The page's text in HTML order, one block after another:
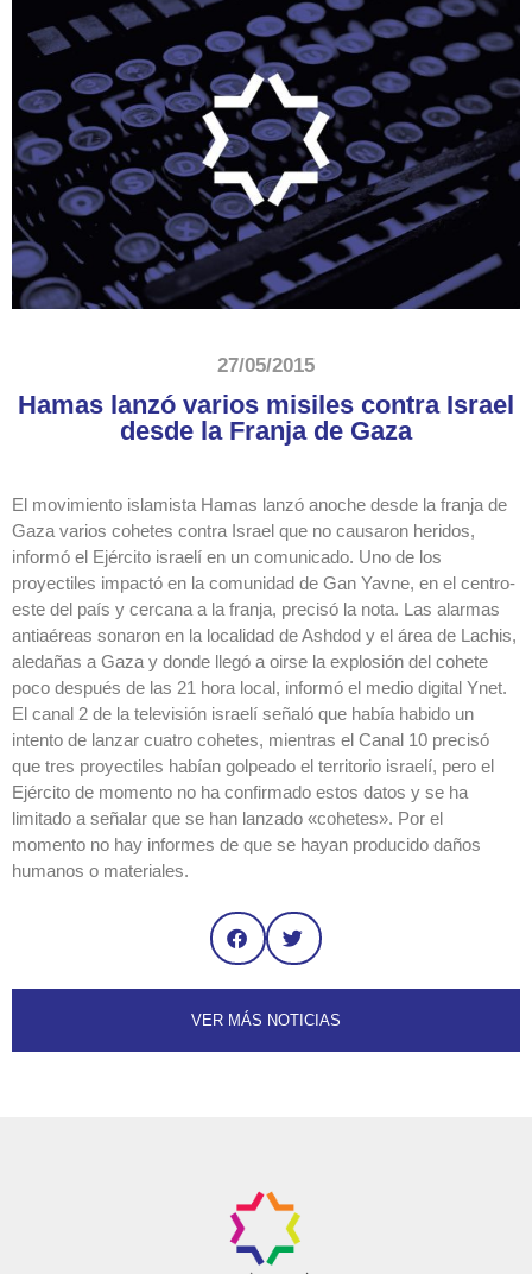
27/05/2015
Hamas lanzó varios misiles contra Israel
desde la Franja de Gaza
El movimiento islamista Hamas lanzó anoche desde la franja de
Gaza varios cohetes contra Israel que no causaron heridos,
informó el Ejército israelí en un comunicado. Uno de los
proyectiles impactó en la comunidad de Gan Yavne, en el centro-
este del país y cercana a la franja, precisó la nota. Las alarmas
antiaéreas sonaron en la localidad de Ashdod y el área de Lachis,
aledañas a Gaza y donde llegó a oirse la explosión del cohete
poco después de las 21 hora local, informó el medio digital Ynet.
El canal 2 de la televisión israelí señaló que había habido un
intento de lanzar cuatro cohetes, mientras el Canal 10 precisó
que tres proyectiles habían golpeado el territorio israelí, pero el
Ejército de momento no ha confirmado estos datos y se ha
limitado a señalar que se han lanzado «cohetes». Por el
momento no hay informes de que se hayan producido daños
humanos o materiales.
VER MÁS NOTICIAS